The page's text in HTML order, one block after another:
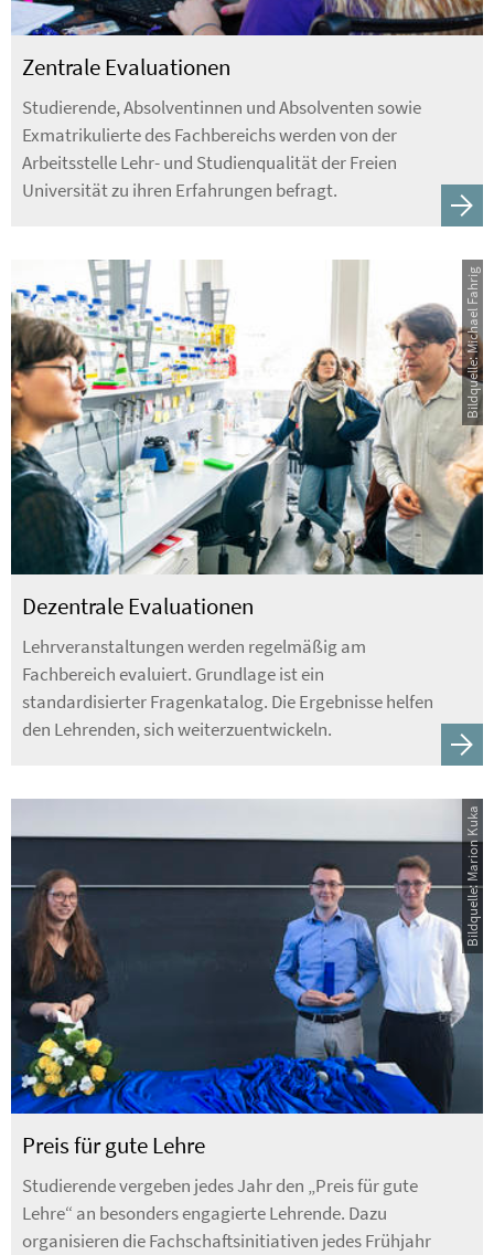
Zentrale Evaluationen
Studierende, Absolventinnen und Absolventen sowie
Exmatrikulierte des Fachbereichs werden von der
Arbeitsstelle Lehr- und Studienqualität der Freien
Universität zu ihren Erfahrungen befragt.
Dezentrale Evaluationen
Lehrveranstaltungen werden regelmäßig am
Fachbereich evaluiert. Grundlage ist ein
standardisierter Fragenkatalog. Die Ergebnisse helfen
den Lehrenden, sich weiterzuentwickeln.
Bildquelle: Michael Fahrig
Preis für gute Lehre
Studierende vergeben jedes Jahr den „Preis für gute
Lehre“ an besonders engagierte Lehrende. Dazu
organisieren die Fachschaftsinitiativen jedes Frühjahr
Bildquelle: Marion Kuka